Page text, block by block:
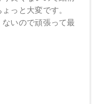
発送となります。
かかる場合がございます